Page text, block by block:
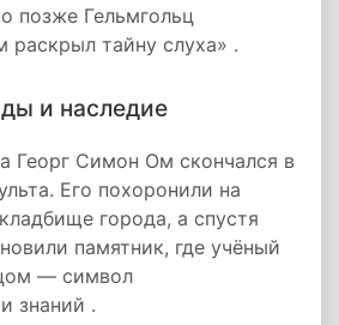
позже Гельмгольц
раскрыл тайну слуха» .
и наследие
Георг Симон Ом скончался в
Его похоронили на
города, а спустя
памятник, где учёный
— символ
знаний .